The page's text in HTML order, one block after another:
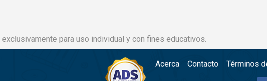
para uso individual y con fines educativos.
Acerca Contacto Términos